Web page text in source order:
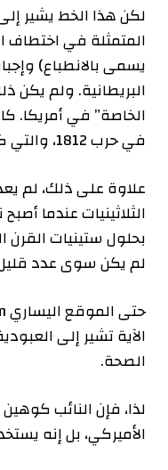
لكن هذا الخط يشير
المتمثلة في اختطاف
يسمى بالانطباع)
البريطانية. ولم
الخاصة” في أمريكا.
في حرب 1812، والتي كتبت الأغنية لتوثيقها.
علاوة على ذلك، لم
الثلاثينيات عندما
لم يكن سوى عدد
الآية تشير إلى
الصحة.
لذا، فإن النائب
الأميركي، بل إنه